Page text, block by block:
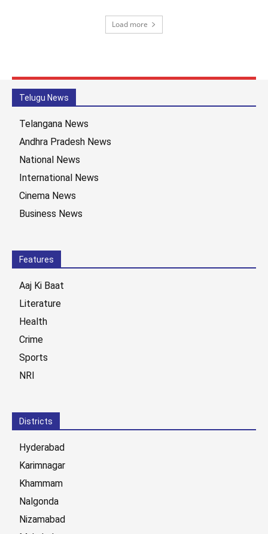
Load more
Telugu News
Telangana News
Andhra Pradesh News
National News
International News
Cinema News
Business News
Features
Aaj Ki Baat
Literature
Health
Crime
Sports
NRI
Districts
Hyderabad
Karimnagar
Khammam
Nalgonda
Nizamabad